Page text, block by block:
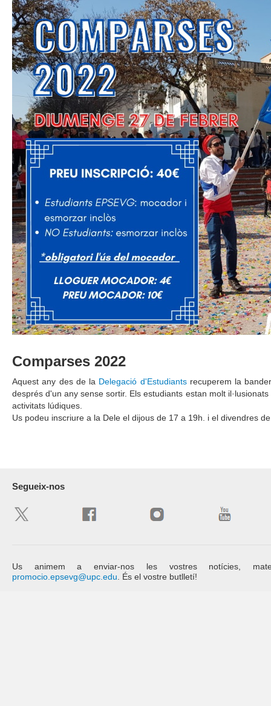
Comparses 2022
Aquest any des de la Delegació d'Estudiantsrecuperem la
després d'un any sense sortir. Els estudiants estan molt
activitats lúdiques.
Us podeu inscriure a la Dele el dijous de 17 a 19h. i el divendres
Segueix-nos
Us animem a enviar-nos les vostres notícies,
promocio.epsevg@upc.edu . És el vostre butlletí!